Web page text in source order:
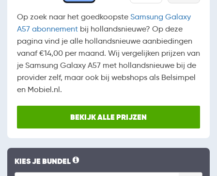
Op zoek naar het goedkoopste Samsung Galaxy
A57 abonnement bij hollandsnieuwe? Op deze
pagina vind je alle hollandsnieuwe aanbiedingen
vanaf €14,00 per maand. Wij vergelijken prijzen van
je Samsung Galaxy A57 met hollandsnieuwe bij de
provider zelf, maar ook bij webshops als Belsimpel
en Mobiel.nl.
BEKIJK ALLE PRIJZEN
KIES JE BUNDEL